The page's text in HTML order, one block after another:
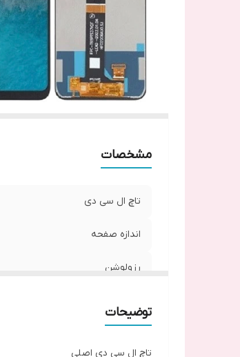
مشخصات
تاچ ال سی دی
اندازه صفحه
رزولوشن
توضیحات
تاچ ال سی دی اصلی